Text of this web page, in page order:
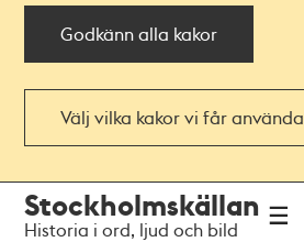
Godkänn alla kakor
Välj vilka kakor vi får använda
navigationen
huvudinnehållet
Stockholmskällan
Historia i ord, ljud och bild